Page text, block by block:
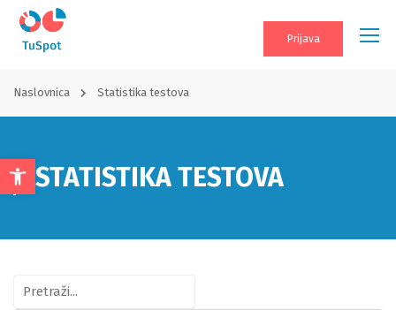
Open
toolbar
Prijava
Naslovnica Statistika testova
STATISTIKA TESTOVA